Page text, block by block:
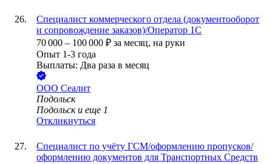
Специалист коммерческого отдела (документооборот
и сопровождение заказов)/Оператор 1С
70 000 – 100 000 ₽ за месяц, на руки
Опыт 1-3 года
Выплаты: Два раза в месяц
ООО Сеалит
Подольск
Подольск и еще 1
Откликнуться
Специалист по учёту ГСМ/оформлению пропусков/
оформлению документов для Транспортных Средств